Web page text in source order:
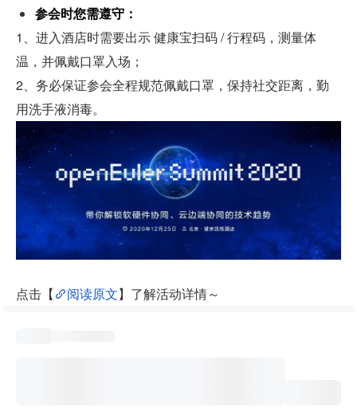
参会时您需遵守：
1、进入酒店时需要出示 健康宝扫码 / 行程码，测量体
温，并佩戴口罩入场；
2、务必保证参会全程规范佩戴口罩，保持社交距离，勤
用洗手液消毒。
点击【 阅读原文】了解活动详情～